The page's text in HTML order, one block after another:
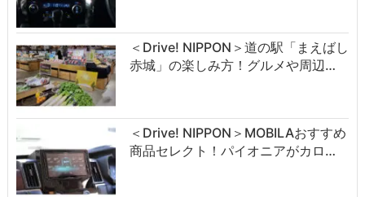
＜Drive! NIPPON＞道の駅「まえばし
赤城」の楽しみ方！グルメや周辺…
＜Drive! NIPPON＞MOBILAおすすめ
商品セレクト！パイオニアがカロ…